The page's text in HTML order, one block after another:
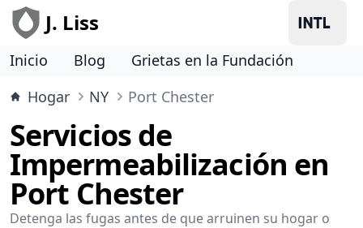
J. Liss
Inicio Blog
Grietas en la Fundación
Hogar
NY Port Chester
Servicios de
Impermeabilización en
Port Chester
Detenga las fugas antes de que arruinen su hogar o